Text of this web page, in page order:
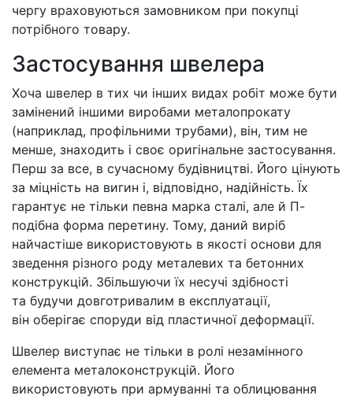
чергу враховуються замовником при покупці
потрібного товару.
Застосування швелера
Хоча швелер в тих чи інших видах робіт може бути
замінений іншими виробами металопрокату
(наприклад, профільними трубами), він, тим не
менше, знаходить і своє оригінальне застосування.
Перш за все, в сучасному будівництві. Його цінують
за міцність на вигин і, відповідно, надійність. Їх
гарантує не тільки певна марка сталі, але й П-
подібна форма перетину. Тому, даний виріб
найчастіше використовують в якості основи для
зведення різного роду металевих та бетонних
конструкцій. Збільшуючи їх несучі здібності
та будучи довготривалим в експлуатації,
він оберігає споруди від пластичної деформації.
Швелер виступає не тільки в ролі незамінного
елемента металоконструкцій. Його
використовують при армуванні та облицювання